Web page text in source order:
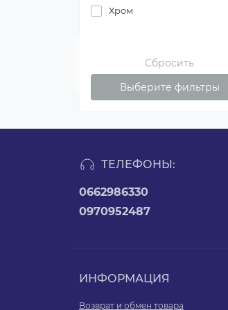
Хром
Сбросить
Выберите фильтры
ТЕЛЕФОНЫ:
0662986330
0970952487
ИНФОРМАЦИЯ
Возврат и обмен товара